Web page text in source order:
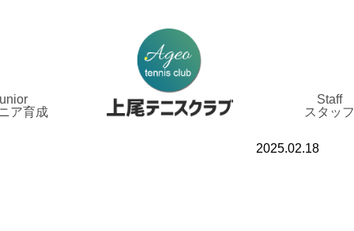
ア育成
Staff
スタッフ
2025.02.18